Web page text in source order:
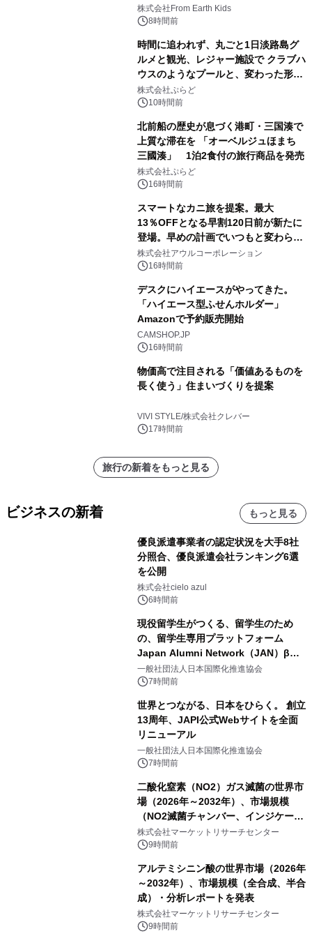
(日)開催
株式会社From Earth Kids
8時間前
時間に追われず、丸ごと1日淡路島グ
ルメと観光、レジャー施設で クラブハ
ウスのようなプールと、変わった形の
サウナも 「THE BOXY AWAJI」のお
得な素泊まり連泊プランで
株式会社ぷらど
10時間前
北前船の歴史が息づく港町・三国湊で
上質な滞在を 「オーベルジュほまち
三國湊」 1泊2食付の旅行商品を発売
株式会社ぷらど
16時間前
スマートなカニ旅を提案。最大
13％OFFとなる早割120日前が新たに
登場。早めの計画でいつもと変わらぬ
大人の冬旅を。ー夕日ヶ浦温泉「佳松
苑 別邸ふうか」ー
株式会社アウルコーポレーション
16時間前
デスクにハイエースがやってきた。
「ハイエース型ふせんホルダー」
Amazonで予約販売開始
CAMSHOP.JP
16時間前
物価高で注目される「価値あるものを
長く使う」住まいづくりを提案
VIVI STYLE/株式会社クレバー
17時間前
旅行の新着をもっと見る
ビジネスの新着 もっと見る
優良派遣事業者の認定状況を大手8社
分照合、優良派遣会社ランキング6選
を公開
株式会社cielo azul
6時間前
現役留学生がつくる、留学生のため
の、留学生専用プラットフォーム
Japan Alumni Network（JAN）β版
をリリース
一般社団法人日本国際化推進協会
7時間前
世界とつながる、日本をひらく。 創立
13周年、JAPI公式Webサイトを全面
リニューアル
一般社団法人日本国際化推進協会
7時間前
二酸化窒素（NO2）ガス滅菌の世界市
場（2026年～2032年）、市場規模
（NO2滅菌チャンバー、インジケータ
ーおよびモニタリングシステム、その
他）・分析レポートを発表
株式会社マーケットリサーチセンター
9時間前
アルテミシニン酸の世界市場（2026年
～2032年）、市場規模（全合成、半合
成）・分析レポートを発表
株式会社マーケットリサーチセンター
9時間前